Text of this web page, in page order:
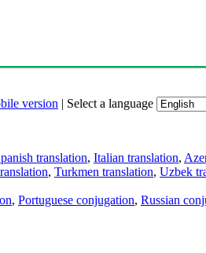
version | Select a language
translation, Italian translation,
, Turkmen translation, Uzbek
, Portuguese conjugation, Russian